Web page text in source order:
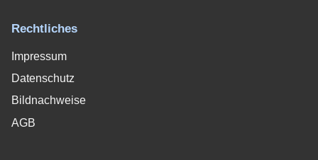
Rechtliches
Impressum
Datenschutz
Bildnachweise
AGB